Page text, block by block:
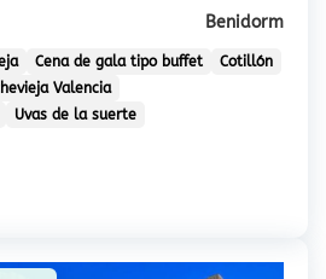
Benidorm
Cena de gala tipo buffet
Cotillón
Valencia
Uvas de la suerte